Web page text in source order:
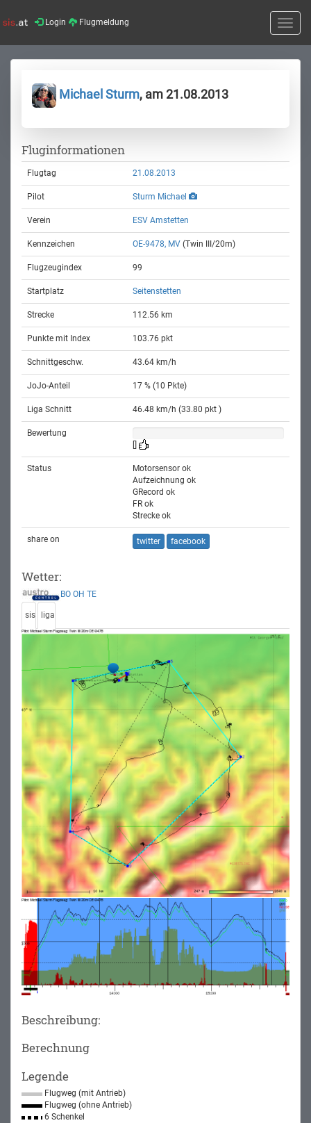
Login Flugmeldung
Toggle
Michael Sturm, am 21.08.2013
Fluginformationen
Flugtag 21.08.2013
Pilot Sturm Michael
Verein ESV Amstetten
Kennzeichen OE-9478, MV (Twin III/20m)
Flugzeugindex 99
Startplatz Seitenstetten
Strecke 112.56 km
Punkte mit Index 103.76 pkt
Schnittgeschw. 43.64 km/h
JoJo-Anteil 17 % (10 Pkte)
Liga Schnitt 46.48 km/h (33.80 pkt )
Bewertung
Status
Motorsensor ok
Aufzeichnung ok
GRecord ok
FR ok
Strecke ok
share on twitter facebook
Wetter:
BO OH TE
sis liga
Beschreibung:
Berechnung
Legende
Flugweg (mit Antrieb)
Flugweg (ohne Antrieb)
6 Schenkel